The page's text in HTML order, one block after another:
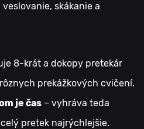
skákanie a
8-krát a dokopy pretekár
prekážkových cvičení.
je čas – vyhráva teda
pretek najrýchlejšie.